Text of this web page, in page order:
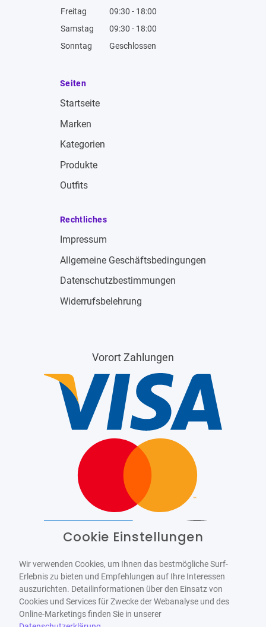
Freitag
09:30 - 18:00
Samstag
09:30 - 18:00
Sonntag
Geschlossen
Seiten
Startseite
Marken
Kategorien
Produkte
Outfits
Rechtliches
Impressum
Allgemeine Geschäftsbedingungen
Datenschutzbestimmungen
Widerrufsbelehrung
Vorort Zahlungen
WCAG-2.1-AA
Cookie Einstellungen
Wir verwenden Cookies, um Ihnen das bestmögliche Surf-
Erlebnis zu bieten und Empfehlungen auf Ihre Interessen
auszurichten. Detailinformationen über den Einsatz von
Cookies und Services für Zwecke der Webanalyse und des
Online-Marketings finden Sie in unserer